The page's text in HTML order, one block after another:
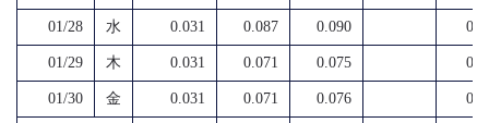
01/28 水 0.031 0.087 0.090
01/29 木 0.031 0.071 0.075
01/30 金 0.031 0.071 0.076